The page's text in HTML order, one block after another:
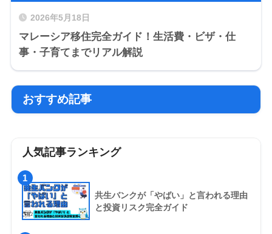
2026年5月18日
マレーシア移住完全ガイド！生活費・ビザ・仕
事・子育てまでリアル解説
おすすめ記事
人気記事ランキング
1
共生バンクが「やばい」と言われる理由
と投資リスク完全ガイド